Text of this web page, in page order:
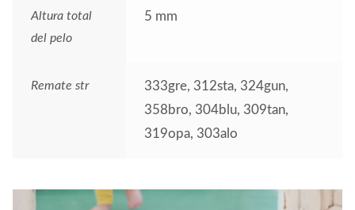
Altura total
del pelo
5 mm
Remate str
333gre, 312sta, 324gun,
358bro, 304blu, 309tan,
319opa, 303alo